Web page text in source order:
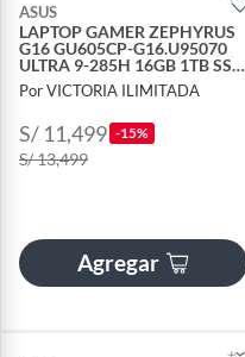
ASUS
LAPTOP GAMER ZEPHYRUS
G16 GU605CP-G16.U95070
ULTRA 9-285H 16GB 1TB SSD
GEFORCE RTX 5070 8GB
Por VICTORIA ILIMITADA
S/ 11,499 -15%
S/ 13,499
Agregar